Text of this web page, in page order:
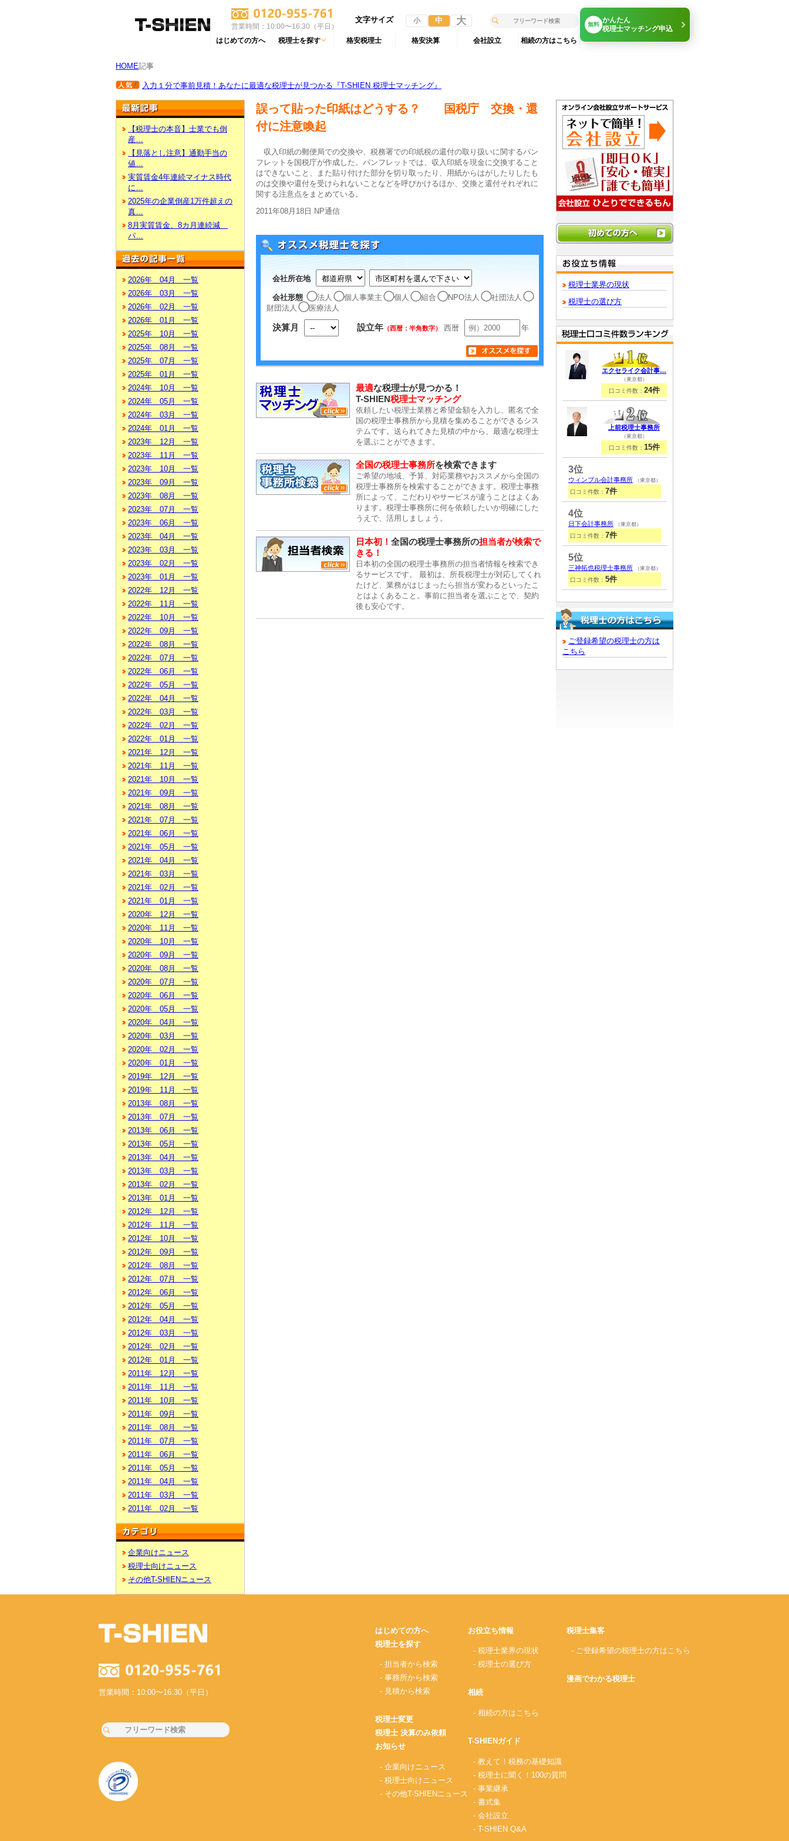
営業時間：10:00〜16:30（平日）
文字サイズ 小 中 大
はじめての方へ 税理士を探す 格安税理士 格安決算 会社設立 相続の方はこちら
無料
かんたん
税理士マッチング申込
HOME記事
入力１分で事前見積！あなたに最適な税理士が見つかる『T-SHIEN 税理士マッチング』
【税理士の本音】士業でも倒
産…
【見落とし注意】通勤手当の
値…
実質賃金4年連続マイナス時代
に…
2025年の企業倒産1万件超えの
真…
8月実質賃金、8カ月連続減
パ…
2026年 04月 一覧
2026年 03月 一覧
2026年 02月 一覧
2026年 01月 一覧
2025年 10月 一覧
2025年 08月 一覧
2025年 07月 一覧
2025年 01月 一覧
2024年 10月 一覧
2024年 05月 一覧
2024年 03月 一覧
2024年 01月 一覧
2023年 12月 一覧
2023年 11月 一覧
2023年 10月 一覧
2023年 09月 一覧
2023年 08月 一覧
2023年 07月 一覧
2023年 06月 一覧
2023年 04月 一覧
2023年 03月 一覧
2023年 02月 一覧
2023年 01月 一覧
2022年 12月 一覧
2022年 11月 一覧
2022年 10月 一覧
2022年 09月 一覧
2022年 08月 一覧
2022年 07月 一覧
2022年 06月 一覧
2022年 05月 一覧
2022年 04月 一覧
2022年 03月 一覧
2022年 02月 一覧
2022年 01月 一覧
2021年 12月 一覧
2021年 11月 一覧
2021年 10月 一覧
2021年 09月 一覧
2021年 08月 一覧
2021年 07月 一覧
2021年 06月 一覧
2021年 05月 一覧
2021年 04月 一覧
2021年 03月 一覧
2021年 02月 一覧
2021年 01月 一覧
2020年 12月 一覧
2020年 11月 一覧
2020年 10月 一覧
2020年 09月 一覧
2020年 08月 一覧
2020年 07月 一覧
2020年 06月 一覧
2020年 05月 一覧
2020年 04月 一覧
2020年 03月 一覧
2020年 02月 一覧
2020年 01月 一覧
2019年 12月 一覧
2019年 11月 一覧
2013年 08月 一覧
2013年 07月 一覧
2013年 06月 一覧
2013年 05月 一覧
2013年 04月 一覧
2013年 03月 一覧
2013年 02月 一覧
2013年 01月 一覧
2012年 12月 一覧
2012年 11月 一覧
2012年 10月 一覧
2012年 09月 一覧
2012年 08月 一覧
2012年 07月 一覧
2012年 06月 一覧
2012年 05月 一覧
2012年 04月 一覧
2012年 03月 一覧
2012年 02月 一覧
2012年 01月 一覧
2011年 12月 一覧
2011年 11月 一覧
2011年 10月 一覧
2011年 09月 一覧
2011年 08月 一覧
2011年 07月 一覧
2011年 06月 一覧
2011年 05月 一覧
2011年 04月 一覧
2011年 03月 一覧
2011年 02月 一覧
企業向けニュース
税理士向けニュース
その他T-SHIENニュース
誤って貼った印紙はどうする？ 国税庁 交換・還
付に注意喚起
収入印紙の郵便局での交換や、税務署での印紙税の還付の取り扱いに関するパン
フレットを国税庁が作成した。パンフレットでは、収入印紙を現金に交換すること
はできないこと、また貼り付けた部分を切り取ったり、用紙からはがしたりしたも
のは交換や還付を受けられないことなどを呼びかけるほか、交換と還付それぞれに
関する注意点をまとめている。
2011年08月18日 NP通信
会社所在地
会社形態 法人 個人事業主 個人 組合 NPO法人
社団法人
財団法人
医療法人
決算月 設立年 （西暦：半角数字） 西暦 年
最適な税理士が見つかる！
T-SHIEN税理士マッチング
依頼したい税理士業務と希望金額を入力し、匿名で全
国の税理士事務所から見積を集めることができるシス
テムです。送られてきた見積の中から、最適な税理士
を選ぶことができます。
全国の税理士事務所を検索できます
ご希望の地域、予算、対応業務やおススメから全国の
税理士事務所を検索することができます。税理士事務
所によって、こだわりやサービスが違うことはよくあ
ります。税理士事務所に何を依頼したいか明確にした
うえで、活用しましょう。
日本初！ 全国の税理士事務所の担当者が検索で
きる！
日本初の全国の税理士事務所の担当者情報を検索でき
るサービスです。 最初は、所長税理士が対応してくれ
たけど、業務がはじまったら担当が変わるといったこ
とはよくあること。事前に担当者を選ぶことで、契約
後も安心です。
税理士業界の現状
税理士の選び方
エクセライク会計事…
（東京都）
口コミ件数： 24件
上前税理士事務所
（東京都）
口コミ件数： 15件
3位
ウィンブル会計事務所 （東京都）
口コミ件数： 7件
4位
日下会計事務所 （東京都）
口コミ件数： 7件
5位
三神拓也税理士事務所 （東京都）
口コミ件数： 5件
ご登録希望の税理士の方は
こちら
営業時間：10:00〜16:30（平日）
はじめての方へ
税理士を探す
- 担当者から検索
- 事務所から検索
- 見積から検索
税理士変更
税理士 決算のみ依頼
お知らせ
- 企業向けニュース
- 税理士向けニュース
- その他T-SHIENニュース
お役立ち情報
- 税理士業界の現状
- 税理士の選び方
相続
- 相続の方はこちら
T-SHIENガイド
- 教えて！税務の基礎知識
- 税理士に聞く！100の質問
- 事業継承
- 書式集
- 会社設立
- T-SHIEN Q&A
税理士集客
- ご登録希望の税理士の方はこちら
漫画でわかる税理士